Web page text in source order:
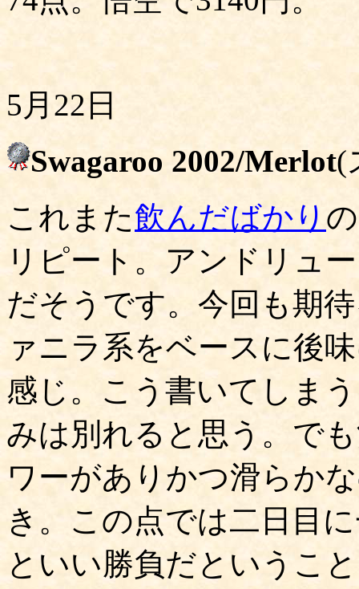
5月22日
Swagaroo 2002/Merlot(
これまた飲んだばかり
リピート。アンドリュ
だそうです。今回も期
ァニラ系をベースに後
感じ。こう書いてしま
みは別れると思う。で
ワーがありかつ滑らか
き。この点では二日目
といい勝負だというこ